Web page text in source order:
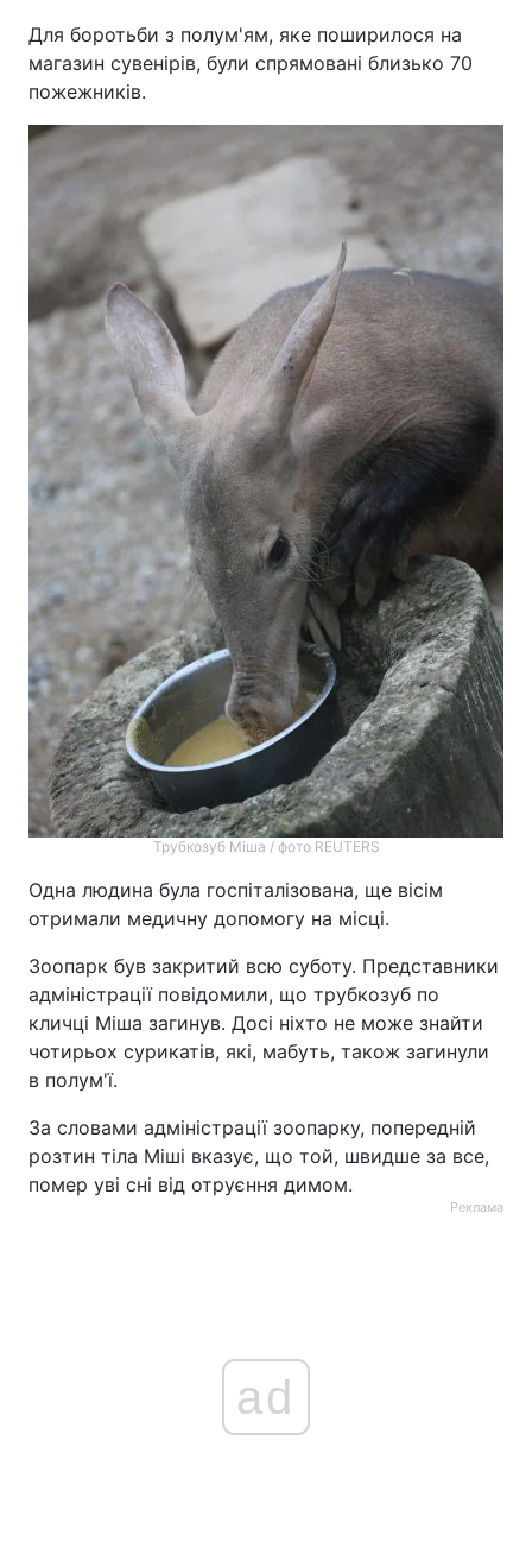
Для боротьби з полум'ям, яке поширилося на
магазин сувенірів, були спрямовані близько 70
пожежників.
Трубкозуб Міша / фото REUTERS
Одна людина була госпіталізована, ще вісім
отримали медичну допомогу на місці.
Зоопарк був закритий всю суботу. Представники
адміністрації повідомили, що трубкозуб по
кличці Міша загинув. Досі ніхто не може знайти
чотирьох сурикатів, які, мабуть, також загинули
в полум'ї.
За словами адміністрації зоопарку, попередній
розтин тіла Міші вказує, що той, швидше за все,
помер уві сні від отруєння димом.
Реклама
ad